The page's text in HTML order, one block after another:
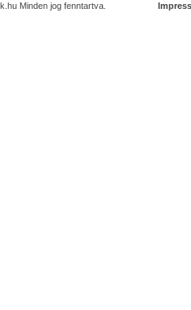
Minden jog fenntartva.